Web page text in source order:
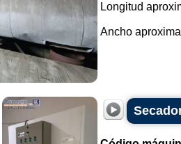
Longitud
Ancho